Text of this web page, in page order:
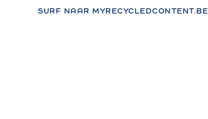
SURF NAAR MYRECYCLEDCONTENT.BE